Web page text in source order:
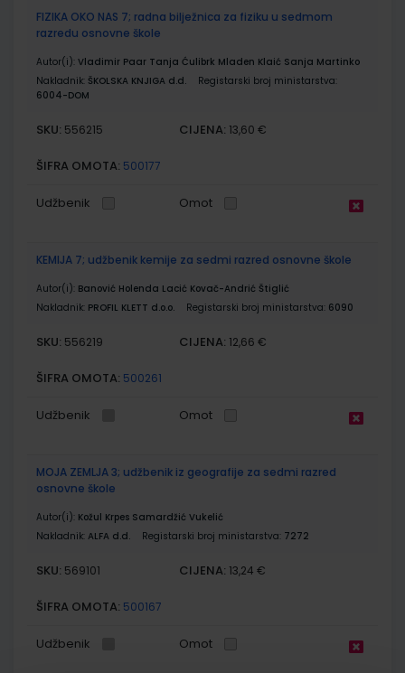
FIZIKA OKO NAS 7; radna bilježnica za fiziku u sedmom
razredu osnovne škole
Autor(i): Vladimir Paar Tanja Ćulibrk Mladen Klaić Sanja Martinko
Nakladnik: ŠKOLSKA KNJIGA d.d.
Registarski broj ministarstva:
6004-DOM
SKU: 556215 CIJENA: 13,60 €
ŠIFRA OMOTA: 500177
Udžbenik Omot
KEMIJA 7; udžbenik kemije za sedmi razred osnovne škole
Autor(i): Banović Holenda Lacić Kovač-Andrić Štiglić
Nakladnik: PROFIL KLETT d.o.o. Registarski broj ministarstva: 6090
SKU: 556219 CIJENA: 12,66 €
ŠIFRA OMOTA: 500261
Udžbenik Omot
MOJA ZEMLJA 3; udžbenik iz geografije za sedmi razred
osnovne škole
Autor(i): Kožul Krpes Samardžić Vukelić
Nakladnik: ALFA d.d. Registarski broj ministarstva: 7272
SKU: 569101 CIJENA: 13,24 €
ŠIFRA OMOTA: 500167
Udžbenik Omot